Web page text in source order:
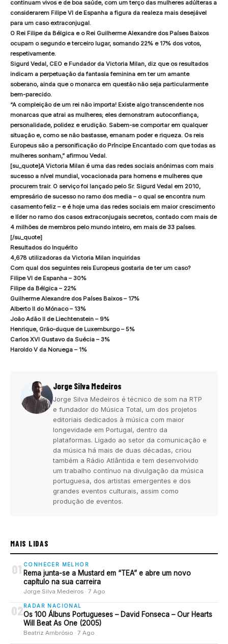
continuam vivos e de boa saúde, com um terço das mulheres adúlteras a
considerarem Filipe VI de Espanha a figura da realeza mais desejável
para um caso extraconjugal.
O Rei Filipe da Bélgica e o Rei Guilherme Alexandre dos Países Baixos
ocupam o segundo e terceiro lugar, somando 22% e 17% dos votos,
respetivamente.
Sigurd Vedal, CEO e Fundador da Victoria Milan, diz que os resultados
indicam a perpetuação da fantasia feminina em ter um amante
soberano, ainda que o monarca em questão não seja particularmente
bem-parecido.
“A compleição de um rei não importa! Existe algo transcendente nos
monarcas que atrai as mulheres; eles demonstram autoconfiança,
personalidade, polidez e erudição. Sabem-se comportar em qualquer
situação e, como se não bastasse, emanam poder e riqueza. Os reis
Europeus são a personificação do Príncipe Encantado com que todas as
mulheres sonham,” afirmou Vedal.
[su_quote]A Victoria Milan é uma das redes sociais anónimas com mais
sucesso a nível mundial, vocacionada para homens e mulheres que
procurem trair. O serviço foi lançado pelo Sr. Sigurd Vedal em 2010,
empresário de sucesso no ramo dos media – o qual se encontra num
casamento feliz – e é hoje uma das redes sociais em maior crescimento
e líder no ramo dos casos extraconjugais secretos, contado com mais de
4 milhões de membros pelo mundo inteiro, em mais de 33 países.
[/su_quote]
Resultados do Inquérito
4,678 utilizadoras da Victoria Milan inquiridas
Com qual dos seguintes reis Europeus gostaria de ter um caso?
Filipe VI de Espanha – 30%
Filipe da Bélgica – 22%
Guilherme Alexandre dos Países Baixos – 17%
Alberto II do Mónaco – 13%
João Adão II de Liechtenstein – 9%
Henrique, Grão-duque de Luxemburgo – 5%
Carlos XVI Gustavo da Suécia – 3%
Haroldo V da Noruega – 1%
Jorge Silva Medeiros
Jorge Silva Medeiros é técnico de som na RTP
e fundador do Música Total, um dos projetos
editoriais dedicados à música com maior
longevidade em Portugal, dentro da
plataformas. Ligado ao setor da comunicação e
da música há mais de duas décadas, criou
também a Rádio Atlântida e tem desenvolvido
um trabalho contínuo na divulgação da música
portuguesa, dos artistas emergentes e dos
grandes eventos culturais, assim como
produção de eventos.
MAIS LIDAS
01 CONHECER MELHOR
Rema junta-se a Mustard em “TEA” e abre um novo
capítulo na sua carreira
Jorge Silva Medeiros · 7 Ago
02 RADAR NACIONAL
Os 100 Álbuns Portugueses – David Fonseca – Our Hearts
Will Beat As One (2005)
Beatriz Ambrósio · 7 Ago